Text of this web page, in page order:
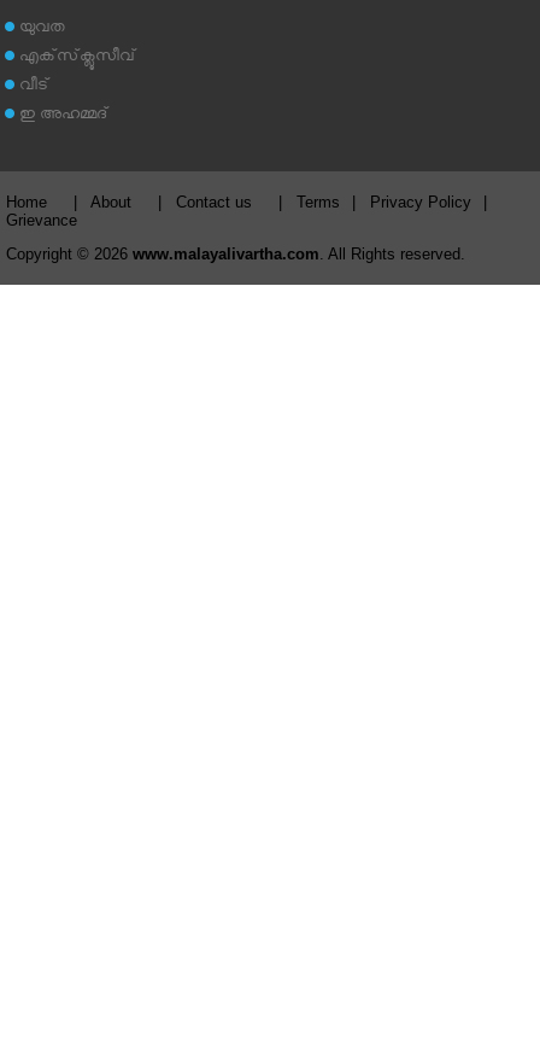
യുവത
എക്‌സ്‌ക്ലൂസീവ്
വീട്
ഇ അഹമ്മദ്‌
Home About Contact us Terms Privacy Policy
Grievance
Copyright © 2026 www.malayalivartha.com . All Rights reserved.